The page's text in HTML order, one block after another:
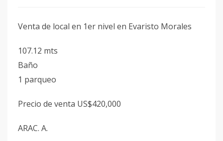
Venta de local en 1er nivel en Evaristo Morales
107.12 mts
Baño
1 parqueo
Precio de venta US$420,000
ARAC. A.